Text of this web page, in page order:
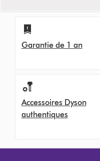
Garantie de 1 an
Accessoires Dyson
authentiques